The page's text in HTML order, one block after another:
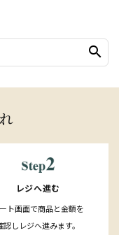
search
レジへ進む
ト画面で商品と金額を
認しレジへ進みます。